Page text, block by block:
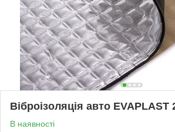
Віброізоляція авто
В наявності